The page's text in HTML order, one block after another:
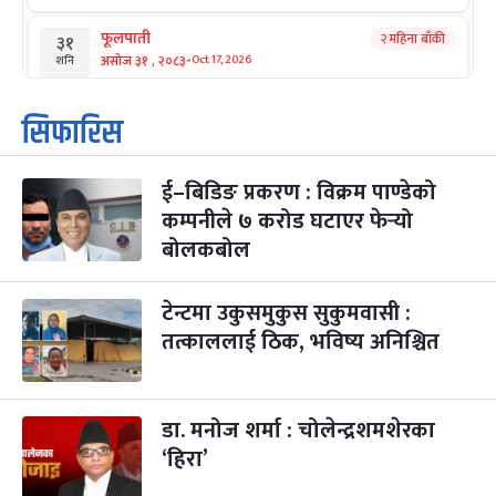
३१
शनि
फूलपाती
असोज ३१ , २०८३-Oct 17, 2026
२ महिना बाँकी
१
आइत
कार्तिक सङ्क्रान्ति
कार्तिक १, २०८३
३
मंगल
महानवमी
कार्तिक ३, २०८३-Oct 20, 2026
२ महिना बाँकी
४
५
बिहि
पापा‌ङ्कुशा एकादशी व्रत
कार्तिक ५, २०८३
२ महिना बाँकी
आइत
कुकुर तिहार
कार्तिक २२, २०८३-Nov 8, 2026
३ महिना बाँकी
सिफारिस
ई–बिडिङ प्रकरण : विक्रम पाण्डेको
कम्पनीले ७ करोड घटाएर फेर्‍यो
बोलकबोल
टेन्टमा उकुसमुकुस सुकुमवासी :
तत्काललाई ठिक, भविष्य अनिश्चित
डा. मनोज शर्मा : चोलेन्द्रशमशेरका
‘हिरा’